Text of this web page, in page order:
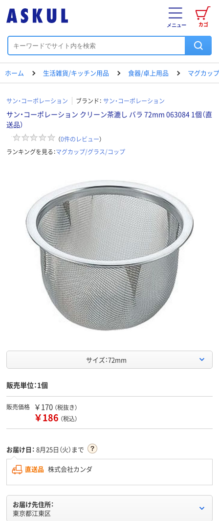
カゴ
メニュー
ホーム 生活雑貨/キッチン用品 食器/卓上用品 マグカッ
サン・コーポレーション ブランド： サン・コーポレーション
サン・コーポレーション クリーン茶漉し バラ 72mm 063084 1個（直
送品）
（0件のレビュー）
ランキングを見る：マグカップ/グラス/コップ
サイズ：72mm
販売単位：1個
販売価格 ￥170 （税抜き）
￥186 （税込）
お届け日： 8月25日（火）まで
直送品 株式会社カンダ
お届け先住所：
東京都江東区